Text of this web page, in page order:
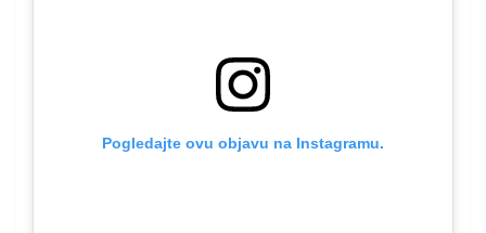
Pogledajte ovu objavu na Instagramu.